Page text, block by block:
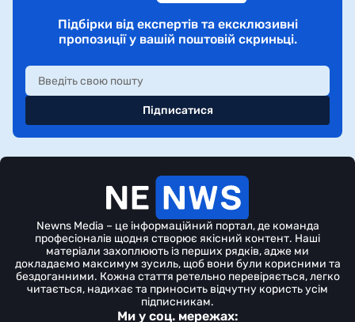
Підбірки від експертів та ексклюзивні
пропозиції у вашій поштовій скриньці.
Підписатися
Newns Media – це інформаційний портал, де команда
професіоналів щодня створює якісний контент. Наші
матеріали захоплюють із перших рядків, адже ми
докладаємо максимум зусиль, щоб вони були корисними та
бездоганними. Кожна стаття ретельно перевіряється, легко
читається, надихає та приносить відчутну користь усім
підписникам.
Ми у соц. мережах: